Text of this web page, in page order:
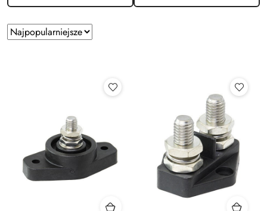
Zastosowano
sortowanie:
Sortuj
według